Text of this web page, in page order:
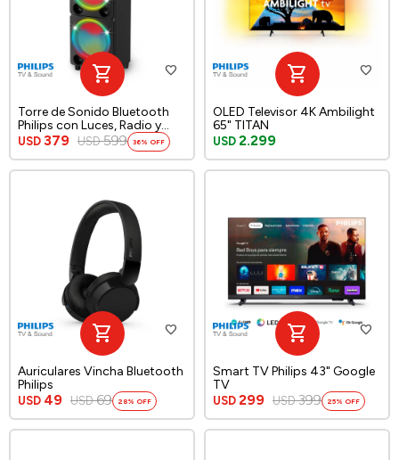
Torre de Sonido Bluetooth
Philips con Luces, Radio y
Carry On
USD 379 USD 599 36
OLED Televisor 4K Ambilight
65" TITAN
USD 2.299
Auriculares Vincha Bluetooth
Philips
USD 49 USD 69 28
Smart TV Philips 43" Google
TV
USD 299 USD 399 25